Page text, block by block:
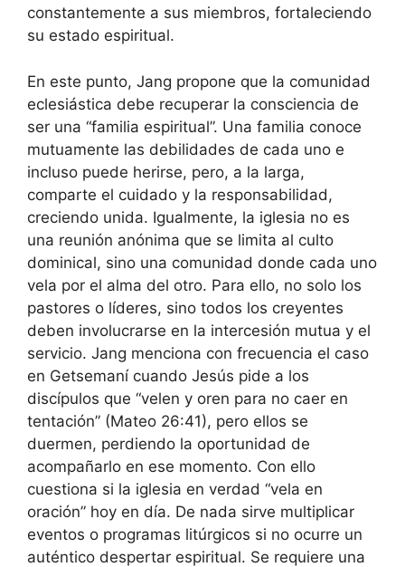
constantemente a sus miembros, fortaleciendo
su estado espiritual.
En este punto, Jang propone que la comunidad
eclesiástica debe recuperar la consciencia de
ser una “familia espiritual”. Una familia conoce
mutuamente las debilidades de cada uno e
incluso puede herirse, pero, a la larga,
comparte el cuidado y la responsabilidad,
creciendo unida. Igualmente, la iglesia no es
una reunión anónima que se limita al culto
dominical, sino una comunidad donde cada uno
vela por el alma del otro. Para ello, no solo los
pastores o líderes, sino todos los creyentes
deben involucrarse en la intercesión mutua y el
servicio. Jang menciona con frecuencia el caso
en Getsemaní cuando Jesús pide a los
discípulos que “velen y oren para no caer en
tentación” (Mateo 26:41), pero ellos se
duermen, perdiendo la oportunidad de
acompañarlo en ese momento. Con ello
cuestiona si la iglesia en verdad “vela en
oración” hoy en día. De nada sirve multiplicar
eventos o programas litúrgicos si no ocurre un
auténtico despertar espiritual. Se requiere una